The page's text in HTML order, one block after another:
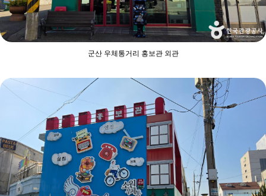
군산 우체통거리 홍보관 외관